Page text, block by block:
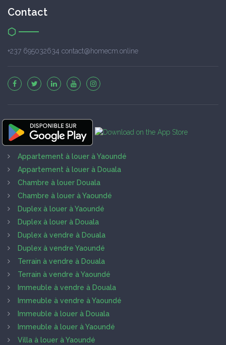
Contact
+237 695032634 contact@homecm.online
Appartement à louer à Yaoundé
Appartement à louer à Douala
Chambre à louer Douala
Chambre à louer à Yaoundé
Duplex à louer à Yaoundé
Duplex à louer à Douala
Duplex à vendre à Douala
Duplex à vendre Yaoundé
Terrain à vendre à Douala
Terrain à vendre à Yaoundé
Immeuble à vendre à Douala
Immeuble à vendre à Yaoundé
Immeuble à louer à Douala
Immeuble à louer à Yaoundé
Villa à louer à Yaoundé